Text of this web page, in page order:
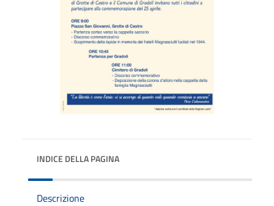
INDICE DELLA PAGINA
Descrizione